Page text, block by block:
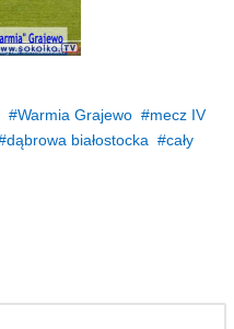
Warmia Grajewo
mecz IV
dąbrowa białostocka
cały